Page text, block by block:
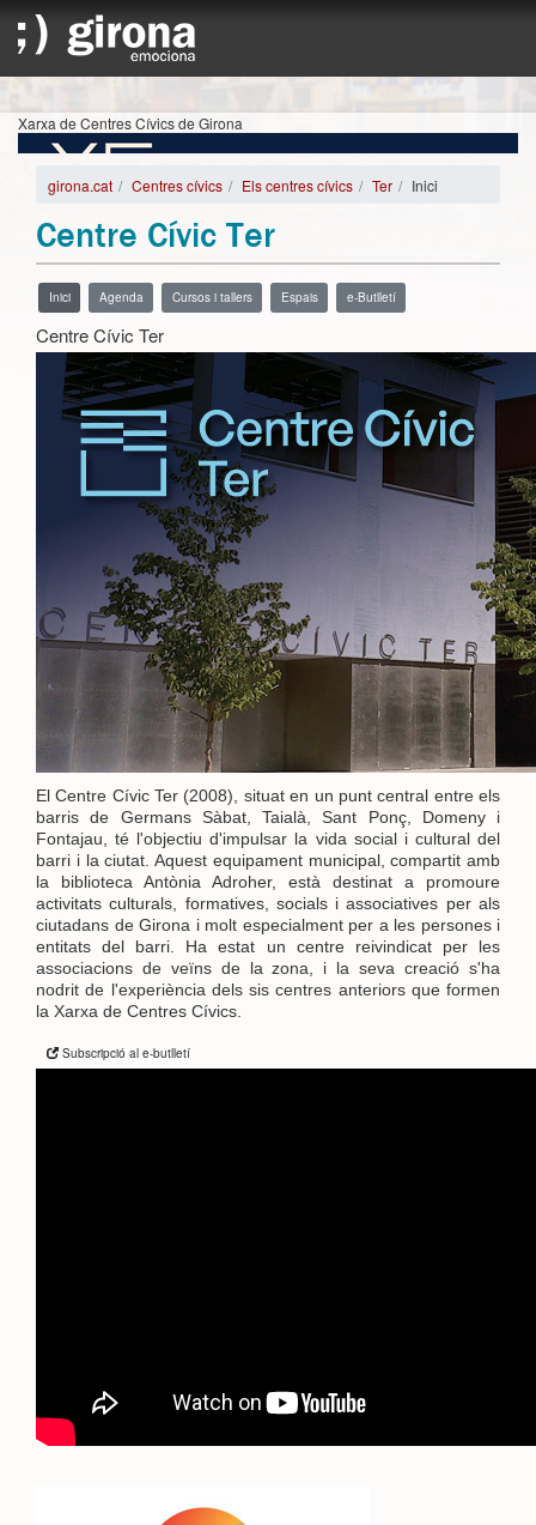
Xarxa de Centres Cívics de Girona
girona.cat Centres cívics Els centres cívics Ter Inici
Centre Cívic Ter
Inici Agenda Cursos i tallers Espais e-Butlletí
Centre Cívic Ter
El Centre Cívic Ter (2008), situat en un punt central entre els
barris de Germans Sàbat, Taialà, Sant Ponç, Domeny i
Fontajau, té l'objectiu d'impulsar la vida social i cultural del
barri i la ciutat. Aquest equipament municipal, compartit amb
la biblioteca Antònia Adroher, està destinat a promoure
activitats culturals, formatives, socials i associatives per als
ciutadans de Girona i molt especialment per a les persones i
entitats del barri. Ha estat un centre reivindicat per les
associacions de veïns de la zona, i la seva creació s'ha
nodrit de l'experiència dels sis centres anteriors que formen
la Xarxa de Centres Cívics.
Subscripció al e-butlletí